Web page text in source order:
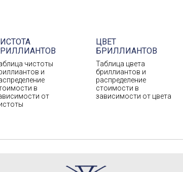
чистоты
и
в
от
ЦВЕТ
БРИЛЛИАНТОВ
Таблица цвета
бриллиантов и
распределение
стоимости в
зависимости от цвета